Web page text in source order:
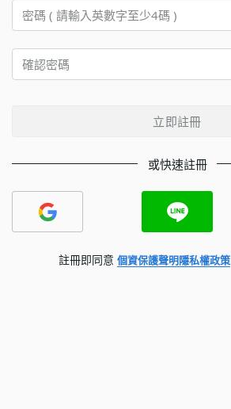
立即註冊
或快速註冊
註冊即同意 個資保護聲明隱私權政策